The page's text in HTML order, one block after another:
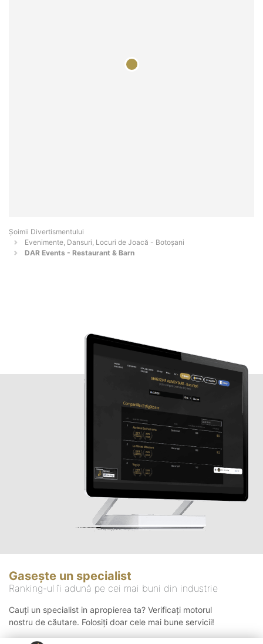
Şoimii Divertismentului
Evenimente, Dansuri, Locuri de Joacă - Botoşani
DAR Events - Restaurant & Barn
Gasește un specialist
Ranking-ul îi adună pe cei mai buni din industrie
Cauți un specialist in apropierea ta? Verificați motorul
nostru de căutare. Folosiți doar cele mai bune servicii!